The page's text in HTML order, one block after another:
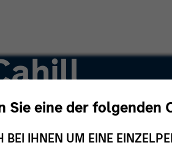
Sie eine der folgenden
BEI IHNEN UM EINE
Value